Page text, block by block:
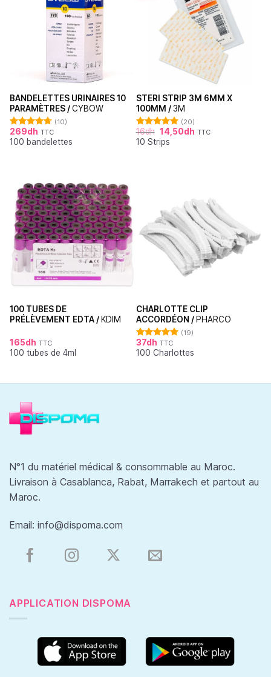
BANDELETTES URINAIRES 10
PARAMÈTRES /CYBOW
Note4.70
sur 5
(10)
269dh TTC
100 bandelettes
STERI STRIP 3M 6MM X
100MM /3M
Note
4.95
sur 5
(20)
16dh 14,50dh TTC
10 Strips
100 TUBES DE
PRÉLÈVEMENT EDTA / KDIM
165dh TTC
100 tubes de 4ml
CHARLOTTE CLIP
ACCORDÉON / PHARCO
Note4.95
sur 5
(19)
37dh TTC
100 Charlottes
N°1 du matériel médical & consommable au Maroc.
Livraison à Casablanca, Rabat, Marrakech et partout au
Maroc.
Email: info@dispoma.com
APPLICATION DISPOMA